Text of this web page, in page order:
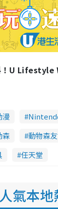
！U Lifestyle
漫
森 動物森
任天堂
氣本地